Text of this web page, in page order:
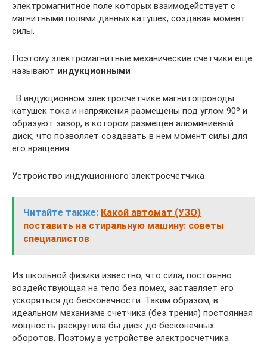
электромагнитное поле которых взаимодействует с
магнитными полями данных катушек, создавая момент
силы.
Поэтому электромагнитные механические счетчики еще
называют индукционными
. В индукционном электросчетчике магнитопроводы
катушек тока и напряжения размещены под углом 90º и
образуют зазор, в котором размещен алюминиевый
диск, что позволяет создавать в нем момент силы для
его вращения.
Устройство индукционного электросчетчика
Читайте также: Какой автомат (УЗО)
поставить на стиральную машину: советы
специалистов
Из школьной физики известно, что сила, постоянно
воздействующая на тело без помех, заставляет его
ускоряться до бесконечности. Таким образом, в
идеальном механизме счетчика (без трения) постоянная
мощность раскрутила бы диск до бесконечных
оборотов. Поэтому в устройстве электросчетчика